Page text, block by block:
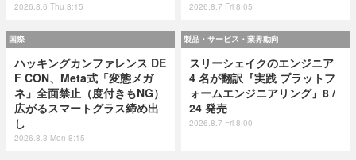
2026.8.6 Thu 8:15 2026.8.7 Fri 8:05
国際
ハッキングカンファレンス DE
F CON、Meta式「変態メガ
ネ」全面禁止（度付きもNG）
広がるスマートグラス締め出
し
2026.8.3 Mon 8:15
製品・サービス・業界動向
スリーシェイクのエンジニア
4 名が翻訳『実践 プラットフ
ォームエンジニアリング』8 /
24 発売
2026.8.7 Fri 8:00